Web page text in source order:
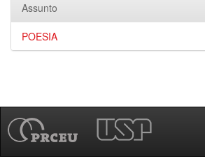
Assunto
POESIA